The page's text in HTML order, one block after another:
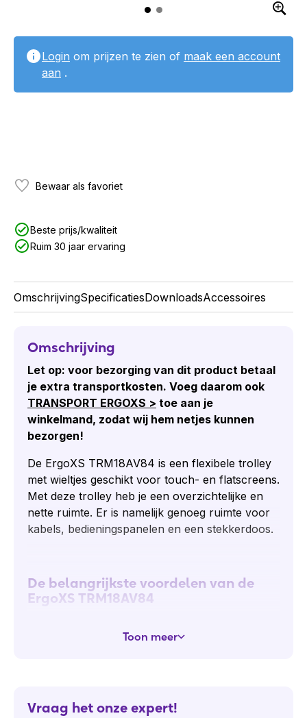
Login om prijzen te zien of maak een account
aan .
Bewaar als favoriet
Beste prijs/kwaliteit
Ruim 30 jaar ervaring
OmschrijvingSpecificatiesDownloadsAccessoires
Omschrijving
Let op: voor bezorging van dit product betaal
je extra transportkosten. Voeg daarom ook
TRANSPORT ERGOXS > toe aan je
winkelmand, zodat wij hem netjes kunnen
bezorgen!
De ErgoXS TRM18AV84 is een flexibele trolley
met wieltjes geschikt voor touch- en flatscreens.
Met deze trolley heb je een overzichtelijke en
nette ruimte. Er is namelijk genoeg ruimte voor
kabels, bedieningspanelen en een stekkerdoos.
De belangrijkste voordelen van de
ErgoXS TRM18AV84
kabels en bedieningspanelen zijn weggewerkt
Daarnaast kan het scherm op elke gewenste
Toon meer
Vraag het onze expert!